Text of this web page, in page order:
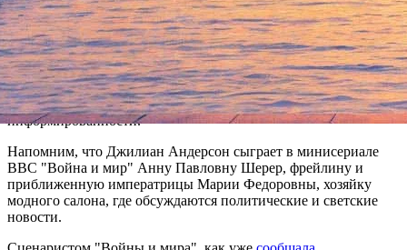
Кинозвезда воспользовалась обычным рейсом одной из
известных авиакомпаний. С собой у актрисы было три
чемодана. Молодой человек, встретивший ее в аэропорту,
оказался также и шофером тойоты, на которой госпожа
Андерсон уехала. Правда, до того она не отказалась
сфотографироваться с поклонниками, удивляясь их
информированности.
Напомним, что Джилиан Андерсон сыграет в минисериале
BBC "Война и мир" Анну Павловну Шерер, фрейлину и
приближенную императрицы Марии Федоровны, хозяйку
модного салона, где обсуждаются политические и светские
новости.